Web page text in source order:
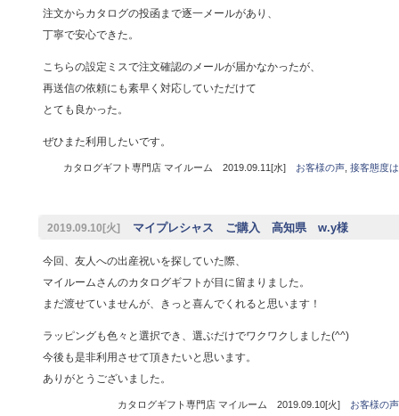
注文からカタログの投函まで逐一メールがあり、
丁寧で安心できた。
こちらの設定ミスで注文確認のメールが届かなかったが、
再送信の依頼にも素早く対応していただけて
とても良かった。
ぜひまた利用したいです。
カタログギフト専門店 マイルーム 2019.09.11[水] お客様の声, 接客態度
2019.09.10[火] マイプレシャス ご購入 高知県 w.y様
今回、友人への出産祝いを探していた際、
マイルームさんのカタログギフトが目に留まりました。
まだ渡せていませんが、きっと喜んでくれると思います！
ラッピングも色々と選択でき、選ぶだけでワクワクしました(^^)
今後も是非利用させて頂きたいと思います。
ありがとうございました。
カタログギフト専門店 マイルーム 2019.09.10[火] お客様の声